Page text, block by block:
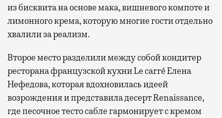
из бисквита на основе мака, вишневого компоте и
лимонного крема, которую многие гости отдельно
хвалили за реализм.
Второе место разделили между собой кондитер
ресторана французской кухни Le carré Елена
Нефедова, которая вдохновилась идеей
возрождения и представила десерт Renaissance,
где песочное тесто сабле гармонирует с кремом